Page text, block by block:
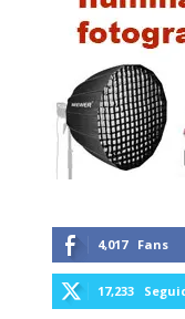
4,017 Fans
17,233